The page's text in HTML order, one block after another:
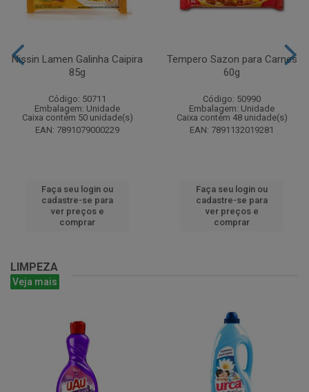
Nissin Lamen Galinha Caipira
85g
Código: 50711
Embalagem: Unidade
Caixa contém 50 unidade(s)
EAN: 7891079000229
Faça seu login ou
cadastre-se para
ver preços e
comprar
Tempero Sazon para Carnes
60g
Código: 50990
Embalagem: Unidade
Caixa contém 48 unidade(s)
EAN: 7891132019281
Faça seu login ou
cadastre-se para
ver preços e
comprar
LIMPEZA
Veja mais